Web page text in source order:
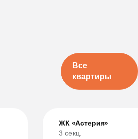
Все
квартиры
ЖК «Астерия»
3 секц.